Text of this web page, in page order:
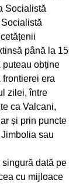
Socialistă
până la 15
puteau obține
frontierei era
zilei, între
ca Valcani,
și prin puncte
sau
dată pe
cu mijloace